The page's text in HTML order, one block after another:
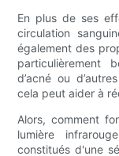
En plus de ses
circulation
également des
particulièrement
d’acné ou
cela peut aider à
Alors, comment
lumière
constitués d'une